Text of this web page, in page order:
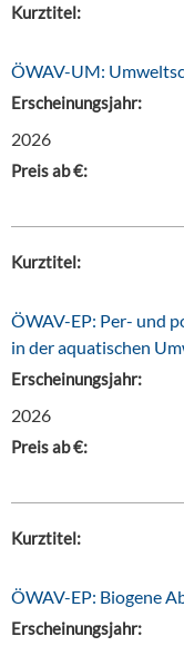
Kurztitel:
ÖWAV-UM:
Erscheinungsjahr:
2026
Preis ab €:
Kurztitel:
ÖWAV-EP: Per- und
in der aquatischen
Erscheinungsjahr:
2026
Preis ab €:
Kurztitel:
ÖWAV-EP: Biogene
Erscheinungsjahr: